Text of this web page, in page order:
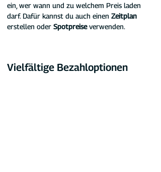
ein, wer wann und zu welchem Preis laden
darf. Dafür kannst du auch einen Zeitplan
erstellen oder Spotpreise verwenden.
Vielfältige Bezahloptionen